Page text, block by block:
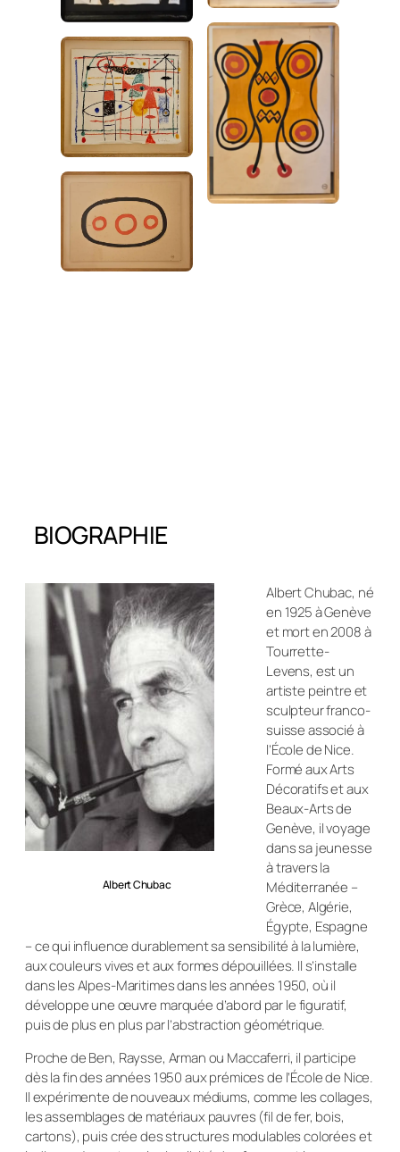
BIOGRAPHIE
Albert Chubac
Albert Chubac, né
en 1925 à Genève
et mort en 2008 à
Tourrette-
Levens, est un
artiste peintre et
sculpteur franco-
suisse associé à
l’École de Nice.
Formé aux Arts
Décoratifs et aux
Beaux-Arts de
Genève, il voyage
dans sa jeunesse
à travers la
Méditerranée –
Grèce, Algérie,
Égypte, Espagne
– ce qui influence durablement sa sensibilité à la lumière,
aux couleurs vives et aux formes dépouillées. Il s’installe
dans les Alpes-Maritimes dans les années 1950, où il
développe une œuvre marquée d’abord par le figuratif,
puis de plus en plus par l’abstraction géométrique.
Proche de Ben, Raysse, Arman ou Maccaferri, il participe
dès la fin des années 1950 aux prémices de l’École de Nice.
Il expérimente de nouveaux médiums, comme les collages,
les assemblages de matériaux pauvres (fil de fer, bois,
cartons), puis crée des structures modulables colorées et